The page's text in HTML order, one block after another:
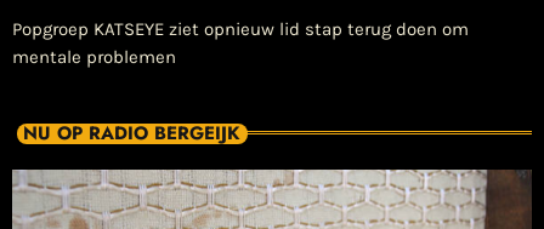
Popgroep KATSEYE ziet opnieuw lid stap terug doen om
mentale problemen
NU OP RADIO BERGEIJK